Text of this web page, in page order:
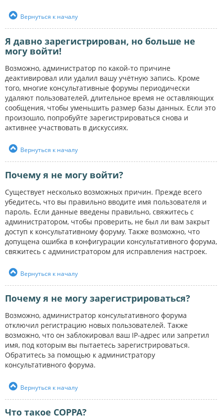
Вернуться к началу
Я давно зарегистрирован, но больше не
могу войти!
Возможно, администратор по какой-то причине
деактивировал или удалил вашу учётную запись. Кроме
того, многие консультативные форумы периодически
удаляют пользователей, длительное время не оставляющих
сообщения, чтобы уменьшить размер базы данных. Если это
произошло, попробуйте зарегистрироваться снова и
активнее участвовать в дискуссиях.
Вернуться к началу
Почему я не могу войти?
Существует несколько возможных причин. Прежде всего
убедитесь, что вы правильно вводите имя пользователя и
пароль. Если данные введены правильно, свяжитесь с
администратором, чтобы проверить, не был ли вам закрыт
доступ к консультативному форуму. Также возможно, что
допущена ошибка в конфигурации консультативного форума,
свяжитесь с администратором для исправления настроек.
Вернуться к началу
Почему я не могу зарегистрироваться?
Возможно, администратор консультативного форума
отключил регистрацию новых пользователей. Также
возможно, что он заблокировал ваш IP-адрес или запретил
имя, под которым вы пытаетесь зарегистрироваться.
Обратитесь за помощью к администратору
консультативного форума.
Вернуться к началу
Что такое COPPA?